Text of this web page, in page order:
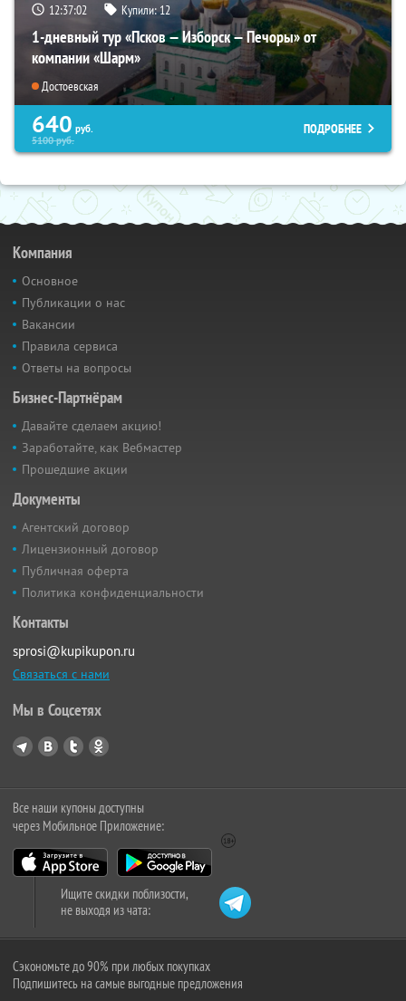
12:37:01 Купили:12
1-дневный тур «Псков — Изборск — Печоры» от
компании «Шарм»
Достоевская
640 руб.
5100руб.
ПОДРОБНЕЕ
Компания
Основное
Публикации о нас
Вакансии
Правила сервиса
Ответы на вопросы
Бизнес-Партнёрам
Давайте сделаем акцию!
Заработайте, как Вебмастер
Прошедшие акции
Документы
Агентский договор
Лицензионный договор
Публичная оферта
Политика конфиденциальности
Контакты
sprosi@kupikupon.ru
Связаться с нами
Мы в Соцсетях
Все наши купоны доступны
через Мобильное Приложение:
Ищите скидки поблизости,
не выходя из чата:
Сэкономьте до 90% при любых покупках
Подпишитесь на самые выгодные предложения